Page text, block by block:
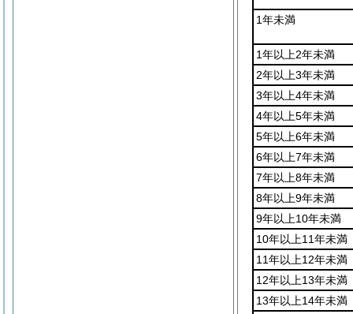
1年未満
1年以上2年未満
2年以上3年未満
3年以上4年未満
4年以上5年未満
5年以上6年未満
6年以上7年未満
7年以上8年未満
8年以上9年未満
9年以上10年未満
10年以上11年未満
11年以上12年未満
12年以上13年未満
13年以上14年未満